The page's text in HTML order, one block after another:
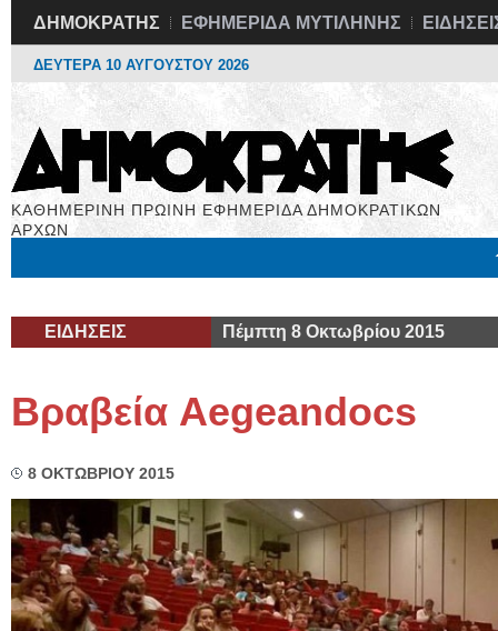
ΔΗΜΟΚΡΑΤΗΣ ΕΦΗΜΕΡΙΔΑ ΜΥΤΙΛΗΝΗΣ
ΔΕΥΤΕΡΑ 10 ΑΥΓΟΥΣΤΟΥ 2026
ΚΑΘΗΜΕΡΙΝΗ ΠΡΩΙΝΗ ΕΦΗΜΕΡΙΔΑ ΔΗΜΟΚΡΑΤΙΚΩΝ
ΑΡΧΩΝ
ΕΙΔΗΣΕΙΣ Πέμπτη 8 Οκτωβρίου 2015
Βραβεία Aegeandocs
8 ΟΚΤΩΒΡΙΟΥ 2015